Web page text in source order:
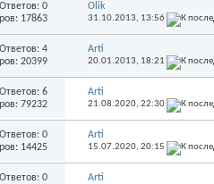
Ответов: 0
17863
Olik
31.10.2013, 13:56
Ответов: 4
20399
Arti
20.01.2013, 18:21
Ответов: 6
79232
Arti
21.08.2020, 22:30
Ответов: 0
14425
Arti
15.07.2020, 20:15
Ответов: 0
Arti